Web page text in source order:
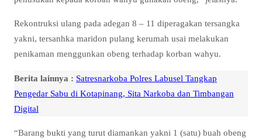
Rekontruksi ulang pada adegan 8 – 11 diperagakan tersangka
yakni, tersanhka maridon pulang kerumah usai melakukan
penikaman menggunkan obeng terhadap korban wahyu.
Berita lainnya : Satresnarkoba Polres Labusel Tangkap
Pengedar Sabu di Kotapinang, Sita Narkoba dan Timbangan
Digital
“Barang bukti yang turut diamankan yakni 1 (satu) buah obeng